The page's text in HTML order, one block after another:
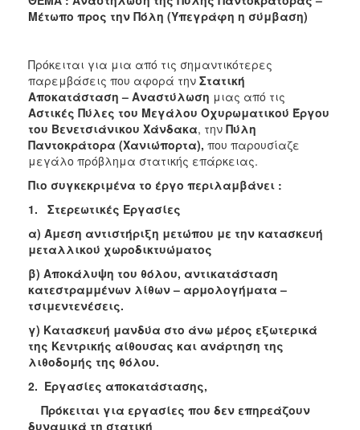
2017
2015
2013
2012
2011
2010
2006
ΤΟΠΟΣ
ΠΟΛΙΤΙΣΜΟΣ
ΑΝΘΕΚΤΙΚΗ
ΠΟΛΗ
Μέτωπο προς την Πόλη (Υπεγράφη η σύμβαση)
Πρόκειται για μια από τις σημαντικότερες
παρεμβάσεις που αφορά την Στατική
Αποκατάσταση – Αναστύλωση μιας από τις
Αστικές Πύλες του Μεγάλου Οχυρωματικού Έργου
του Βενετσιάνικου Χάνδακα, την Πύλη
Παντοκράτορα (Χανιώπορτα), που παρουσίαζε
μεγάλο πρόβλημα στατικής επάρκειας.
Πιο συγκεκριμένα το έργο περιλαμβάνει :
1.
Στερεωτικές Εργασίες
α) Άμεση αντιστήριξη μετώπου με την κατασκευή
μεταλλικού χωροδικτυώματος
β) Αποκάλυψη του θόλου, αντικατάσταση
κατεστραμμένων λίθων – αρμολογήματα –
τσιμεντενέσεις.
γ) Κατασκευή μανδύα στο άνω μέρος εξωτερικά
της Κεντρικής αίθουσας και ανάρτηση της
λιθοδομής της θόλου.
2. Εργασίες αποκατάστασης,
Πρόκειται για εργασίες που δεν επηρεάζουν
δυναμικά τη στατική